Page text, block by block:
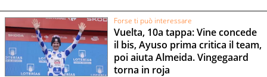
Forse ti può interessare
Vuelta, 10a tappa: Vine concede
il bis, Ayuso prima critica il team,
poi aiuta Almeida. Vingegaard
torna in roja